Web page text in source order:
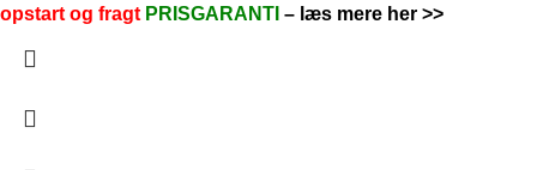
opstart og fragt PRISGARANTI – læs mere her >>